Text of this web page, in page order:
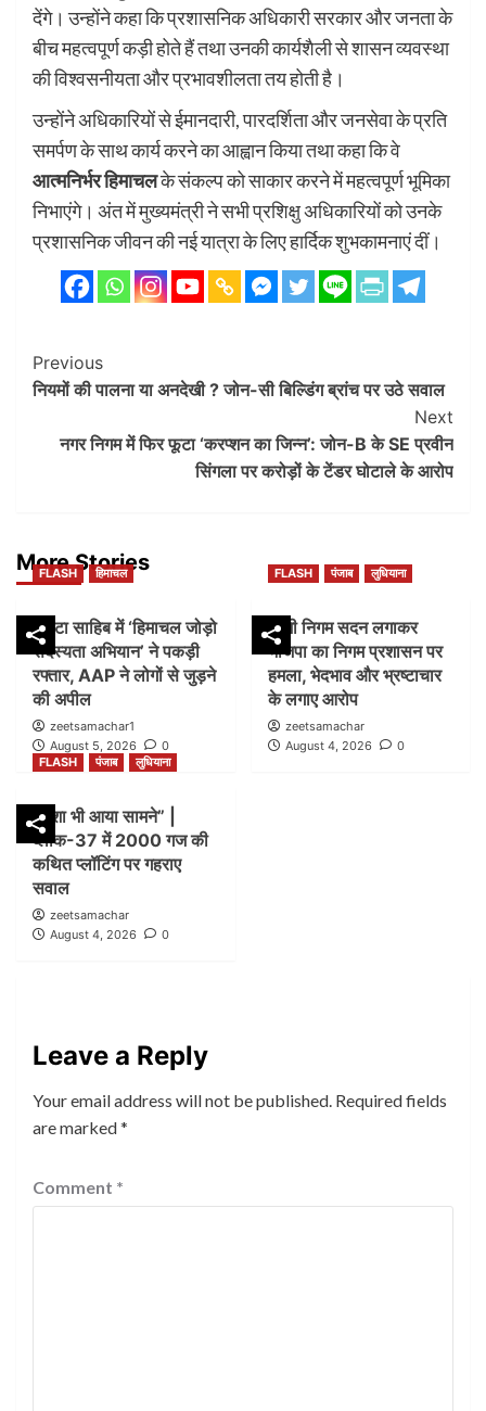
देंगे। उन्होंने कहा कि प्रशासनिक अधिकारी सरकार और जनता के
बीच महत्वपूर्ण कड़ी होते हैं तथा उनकी कार्यशैली से शासन व्यवस्था
की विश्वसनीयता और प्रभावशीलता तय होती है।
उन्होंने अधिकारियों से ईमानदारी, पारदर्शिता और जनसेवा के प्रति
समर्पण के साथ कार्य करने का आह्वान किया तथा कहा कि वे
आत्मनिर्भर हिमाचलके संकल्प को साकार करने में महत्वपूर्ण भूमिका
निभाएंगे। अंत में मुख्यमंत्री ने सभी प्रशिक्षु अधिकारियों को उनके
प्रशासनिक जीवन की नई यात्रा के लिए हार्दिक शुभकामनाएं दीं।
Post
Navigation
Previous
नियमों की पालना या अनदेखी ? जोन-सी बिल्डिंग ब्रांच पर उठे सवाल
Next
नगर निगम में फिर फूटा ‘करप्शन का जिन्न’: जोन-B के SE प्रवीन
सिंगला पर करोड़ों के टेंडर घोटाले के आरोप
More Stories
FLASH हिमाचल
पांवटा साहिब में ‘हिमाचल जोड़ो
सदस्यता अभियान’ ने पकड़ी
रफ्तार, AAP ने लोगों से जुड़ने
की अपील
zeetsamachar1
August 5, 2026
0
FLASH पंजाब लुधियाना
डम्मी निगम सदन लगाकर
भाजपा का निगम प्रशासन पर
हमला, भेदभाव और भ्रष्टाचार
के लगाए आरोप
zeetsamachar
August 4, 2026
0
FLASH
पंजाब लुधियाना
नक्शा भी आया सामने” |
ब्लॉक-37 में 2000 गज की
कथित प्लॉटिंग पर गहराए
सवाल
zeetsamachar
August 4, 2026
0
Leave a Reply
Your email address will not be published. Required fields
are marked*
Comment *